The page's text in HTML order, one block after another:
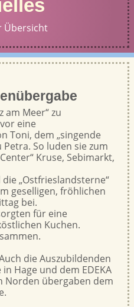
Übersicht
am Meer“ zu
eine
Toni, dem „singende
So luden sie zum
Kruse, Sebimarkt,
„Ostfrieslandsterne“
geselligen, fröhlichen
bei.
für eine
Kuchen.
die Auszubildenden
Hage und dem EDEKA
Norden übergaben dem